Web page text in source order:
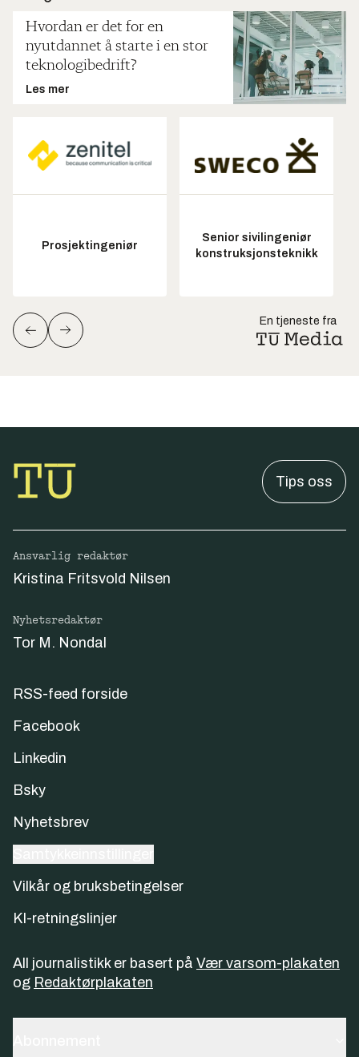
Hvordan er det for en
nyutdannet å starte i en stor
teknologibedrift?
Les mer
Prosjektingeniør
Senior sivilingeniør
konstruksjonsteknikk
En tjeneste fra
Tips oss
Ansvarlig redaktør
Kristina Fritsvold Nilsen
Nyhetsredaktør
Tor M. Nondal
RSS-feed forside
Facebook
Linkedin
Bsky
Nyhetsbrev
Vilkår og bruksbetingelser
KI-retningslinjer
All journalistikk er basert på Vær varsom-plakaten
og Redaktørplakaten